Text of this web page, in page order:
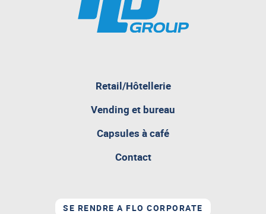
Retail/Hôtelleriepagina
aperta
Vending et bureau
Capsules à café
Contact
SE RENDRE A FLO CORPORATE